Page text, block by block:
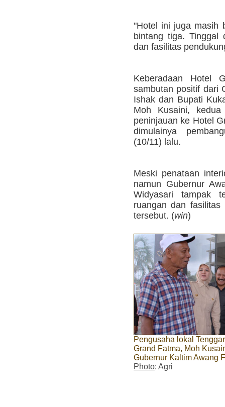
"Hotel ini juga masih
bintang tiga. Tinggal
dan fasilitas
Keberadaan Hotel
sambutan positif dari
Ishak dan Bupati
Moh Kusaini,
peninjauan ke Hotel
dimulainya
(10/11) lalu.
Meski penataan
namun Gubernur
Widyasari tampak
ruangan dan
tersebut. (win)
Pengusaha lokal
Grand Fatma, Moh
Gubernur Kaltim Awang
Photo: Agri